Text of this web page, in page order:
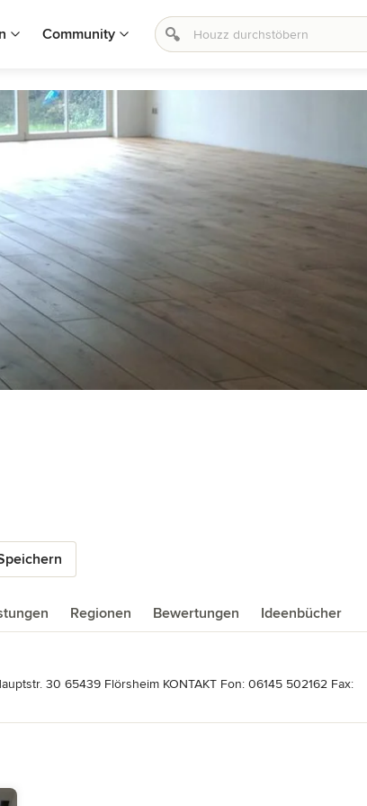
Community
Regionen Bewertungen Ideenbücher
30 65439 Flörsheim KONTAKT Fon: 06145 502162 Fax: